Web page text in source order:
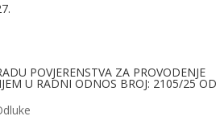
POVJERENSTVA ZA PROVODENJE
U RADNI ODNOS BROJ: 2105/25 OD